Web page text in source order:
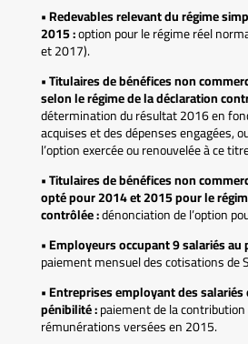
• Redevables relevant du régime
2015 :option pour le régime réel
et 2017).
• Titulaires de bénéfices non
selon le régime de la déclaration
détermination du résultat 2016 en
acquises et des dépenses engagées,
l’option exercée ou renouvelée à ce
• Titulaires de bénéfices non
opté pour 2014 et 2015 pour le
contrôlée :dénonciation de l’option
• Employeurs occupant 9 salariés au
paiement mensuel des cotisations de
• Entreprises employant des salariés
pénibilité :paiement de la
rémunérations versées en 2015.